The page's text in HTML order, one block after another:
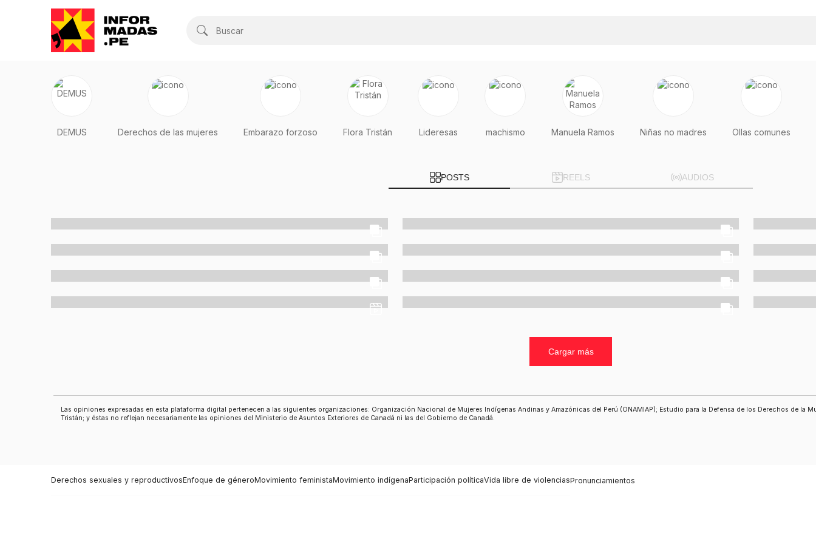
Derechos sexuales y reproductivosEnfoque de géneroMovimiento feministaMovimiento indígenaParticipación políticaVida libre de violenciasPronunciamientos
DEMUS Derechos de las mujeres Embarazo forzoso Flora Tristán Lideresas machismo Manuela Ramos Niñas no madres Ollas comunes
POSTS REELS AUDIOS
Cargar más
Las opiniones expresadas en esta plataforma digital pertenecen a las siguientes organizaciones: Organización Nacional de Mujeres Indígenas Andinas y Amazónicas del Perú (ONAMIAP); Estudio para la Defensa de los Derechos de la
Tristán; y éstas no reflejan necesariamente las opiniones del Ministerio de Asuntos Exteriores de Canadá ni las del Gobierno de Canadá.